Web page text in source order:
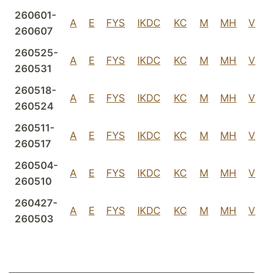
260601-
260607
A E FYS IKDC KC M MH V
260525-
260531
A E FYS IKDC KC M MH V
260518-
260524
A E FYS IKDC KC M MH V
260511-
260517
A E FYS IKDC KC M MH V
260504-
260510
A E FYS IKDC KC M MH V
260427-
260503
A E FYS IKDC KC M MH V